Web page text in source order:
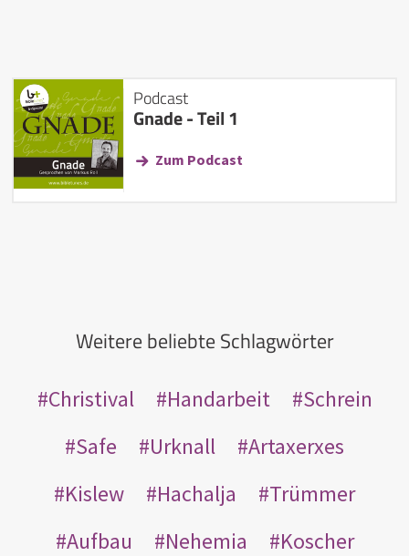
Podcast
Gnade - Teil 1
Zum Podcast
Weitere beliebte Schlagwörter
Christival Handarbeit
Schrein
Safe
Urknall
Artaxerxes
Kislew
Hachalja
Trümmer
Aufbau
Nehemia
Koscher